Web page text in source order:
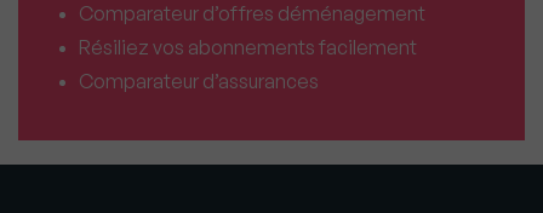
Comparateur d’offres déménagement
Résiliez vos abonnements facilement
Comparateur d’assurances